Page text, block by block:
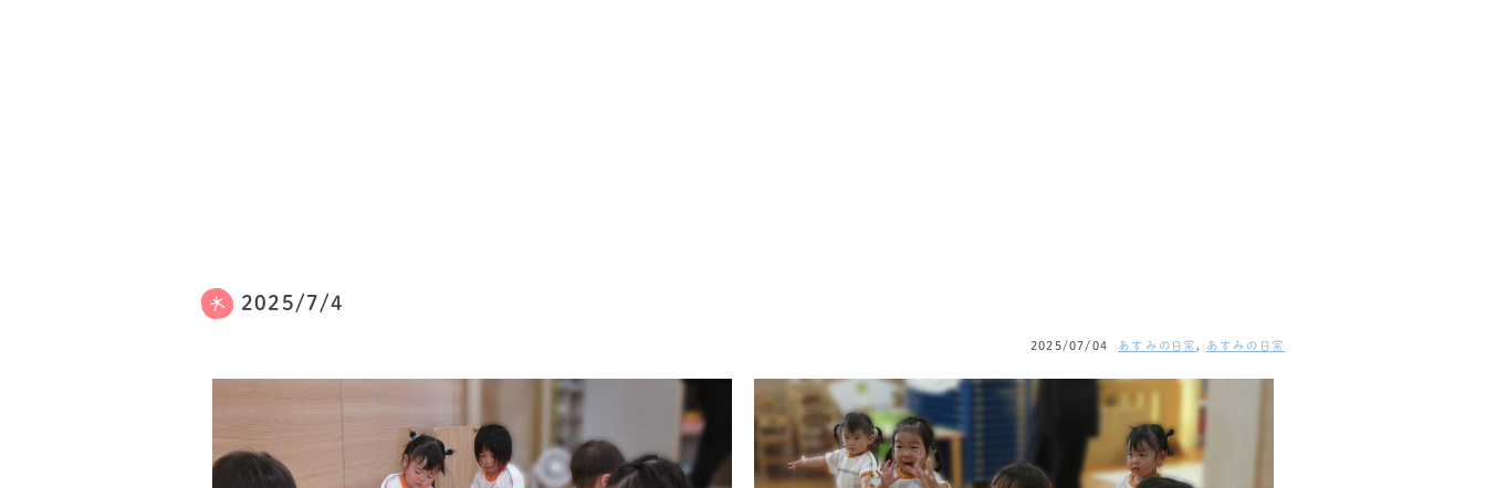
2025/7/4
2025/07/04 あすみの日常 , あすみの日常